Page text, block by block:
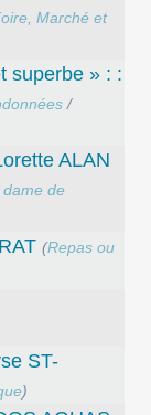
Marché et
superbe » : :
/
ALAN
de
(Repas ou
ST-
)